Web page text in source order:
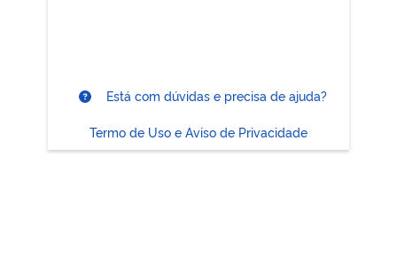
Está com dúvidas e precisa de ajuda?
Termo de Uso e Aviso de Privacidade